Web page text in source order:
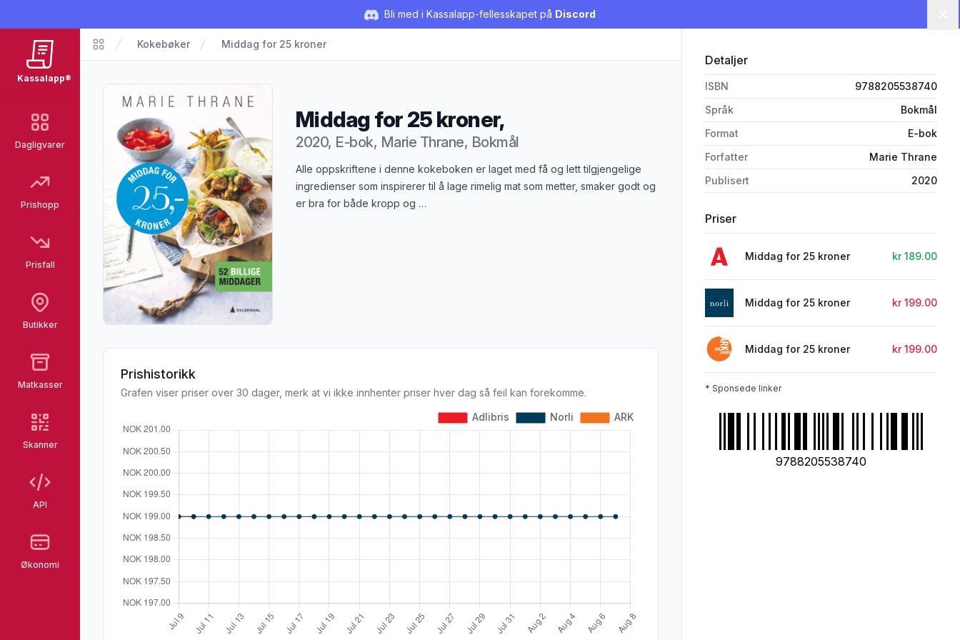
Bli med i Kassalapp-fellesskapet på Discord
Kassalapp®
Dagligvarer
Prishopp
Prisfall
Butikker
Matkasser
Skanner
API
Økonomi
Kassalapp®
Kokebøker Middag for 25 kroner
Middag for 25 kroner,
2020, E-bok, Marie Thrane, Bokmål
Produktbeskrivelse
Alle oppskriftene i denne kokeboken er laget med få og lett tilgjengelige
ingredienser som inspirerer til å lage rimelig mat som metter, smaker godt og
er bra for både kropp og …
Prishistorikk
Grafen viser priser over 30 dager, merk at vi ikke innhenter priser hver dag så feil kan forekomme.
Detaljer
ISBN
9788205538740
Språk
Bokmål
Format
E-bok
Forfatter
Marie Thrane
Publisert
2020
Priser
Middag for 25 kroner kr 189.00
Middag for 25 kroner kr 199.00
Middag for 25 kroner kr 199.00
* Sponsede linker
9788205538740